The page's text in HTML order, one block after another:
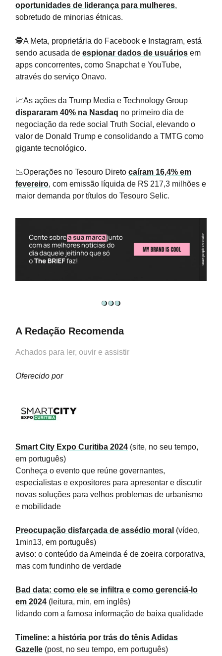
oportunidades de liderança para mulheres,
sobretudo de minorias étnicas.
🕵️A Meta, proprietária do Facebook e Instagram, está
sendo acusada de espionar dados de usuários em
apps concorrentes, como Snapchat e YouTube,
através do serviço Onavo.
📈As ações da Trump Media e Technology Group
dispararam 40% na Nasdaq no primeiro dia de
negociação da rede social Truth Social, elevando o
valor de Donald Trump e consolidando a TMTG como
gigante tecnológico.
📉Operações no Tesouro Direto caíram 16,4% em
fevereiro, com emissão líquida de R$ 217,3 milhões e
maior demanda por títulos do Tesouro Selic.
A Redação Recomenda
Achados para ler, ouvir e assistir
Oferecido por
Smart City Expo Curitiba 2024 (site, no seu tempo,
em português)
Conheça o evento que reúne governantes,
especialistas e expositores para apresentar e discutir
novas soluções para velhos problemas de urbanismo
e mobilidade
Preocupação disfarçada de assédio moral (vídeo,
1min13, em português)
aviso: o conteúdo da Ameinda é de zoeira corporativa,
mas com fundinho de verdade
Bad data: como ele se infiltra e como gerenciá-lo
em 2024 (leitura, min, em inglês)
lidando com a famosa informação de baixa qualidade
Timeline: a história por trás do tênis Adidas
Gazelle (post, no seu tempo, em português)